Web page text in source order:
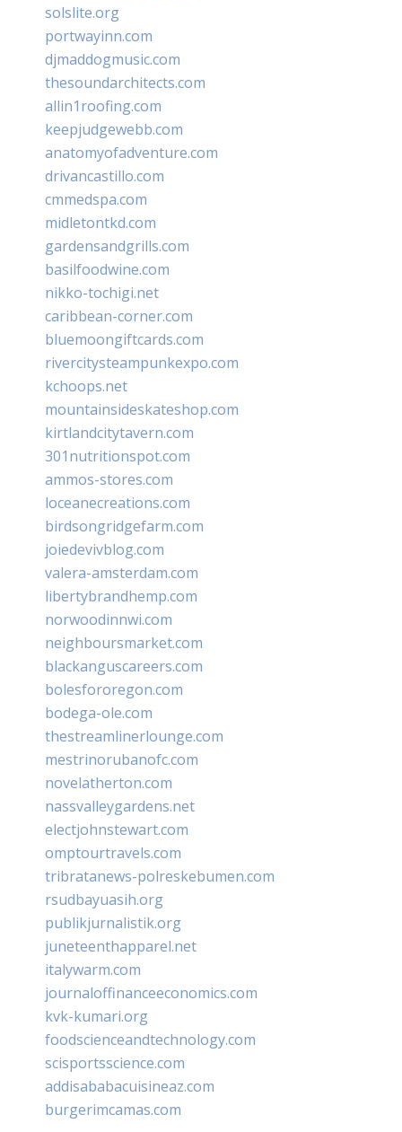
solslite.org
portwayinn.com
djmaddogmusic.com
thesoundarchitects.com
allin1roofing.com
keepjudgewebb.com
anatomyofadventure.com
drivancastillo.com
cmmedspa.com
midletontkd.com
gardensandgrills.com
basilfoodwine.com
nikko-tochigi.net
caribbean-corner.com
bluemoongiftcards.com
rivercitysteampunkexpo.com
kchoops.net
mountainsideskateshop.com
kirtlandcitytavern.com
301nutritionspot.com
ammos-stores.com
loceanecreations.com
birdsongridgefarm.com
joiedevivblog.com
valera-amsterdam.com
libertybrandhemp.com
norwoodinnwi.com
neighboursmarket.com
blackanguscareers.com
bolesfororegon.com
bodega-ole.com
thestreamlinerlounge.com
mestrinorubanofc.com
novelatherton.com
nassvalleygardens.net
electjohnstewart.com
omptourtravels.com
tribratanews-polreskebumen.com
rsudbayuasih.org
publikjurnalistik.org
juneteenthapparel.net
italywarm.com
journaloffinanceeconomics.com
kvk-kumari.org
foodscienceandtechnology.com
scisportsscience.com
addisababacuisineaz.com
burgerimcamas.com